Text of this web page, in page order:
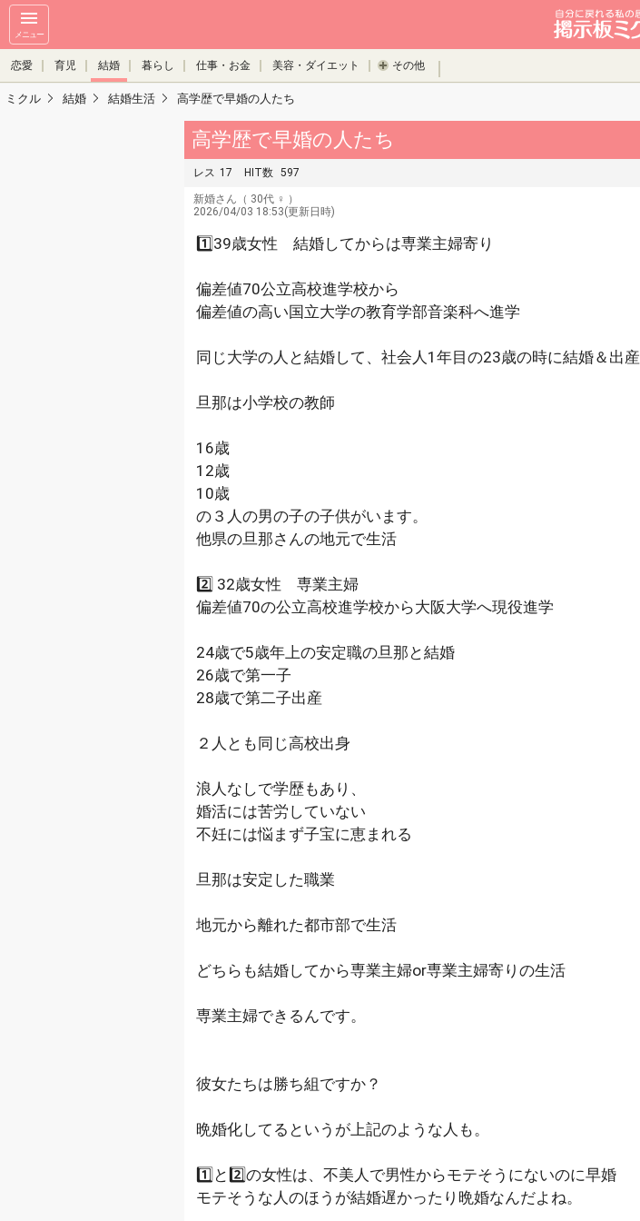
メニュー
恋愛 育児 結婚 暮らし 仕事・お金 美容・ダイエット その他
ミクル 結婚 結婚生活 高学歴で早婚の人たち
高学歴で早婚の人たち
レス 17 HIT数 597
新婚さん （ 30代 ♀ ）
2026/04/03 18:53(更新日時)
1️⃣39歳女性 結婚してからは専業主婦寄り
偏差値70公立高校進学校から
偏差値の高い国立大学の教育学部音楽科へ進学
同じ大学の人と結婚して、社会人1年目の23歳の時に結婚＆出産
旦那は小学校の教師
16歳
12歳
10歳
の３人の男の子の子供がいます。
他県の旦那さんの地元で生活
2️⃣ 32歳女性 専業主婦
偏差値70の公立高校進学校から大阪大学へ現役進学
24歳で5歳年上の安定職の旦那と結婚
26歳で第一子
28歳で第二子出産
２人とも同じ高校出身
浪人なしで学歴もあり、
婚活には苦労していない
不妊には悩まず子宝に恵まれる
旦那は安定した職業
地元から離れた都市部で生活
どちらも結婚してから専業主婦or専業主婦寄りの生活
専業主婦できるんです。
彼女たちは勝ち組ですか？
晩婚化してるというが上記のような人も。
1️⃣と2️⃣の女性は、不美人で男性からモテそうにないのに早婚
モテそうな人のほうが結婚遅かったり晩婚なんだよね。